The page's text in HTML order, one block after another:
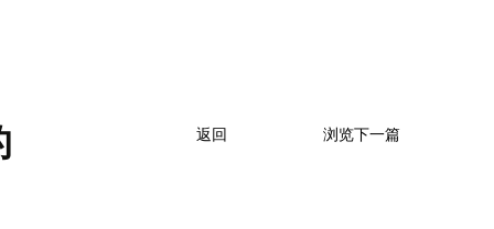
浏览下一篇
返回